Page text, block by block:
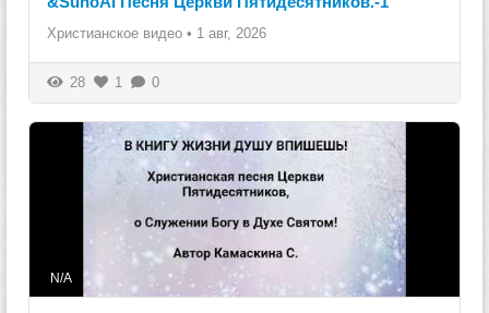
Христианское видео • 1 авг, 2026
28 1 0
N/A